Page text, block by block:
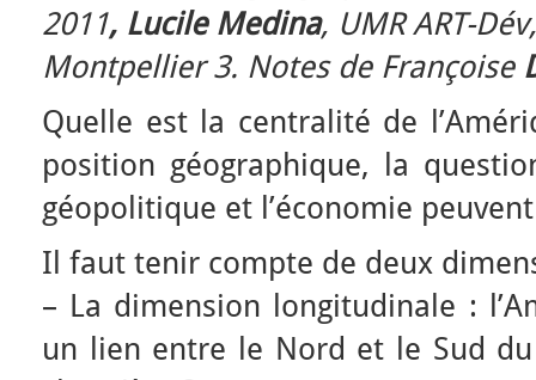
2011, Lucile Medina, UMR ART-
Montpellier 3. Notes de Françoise
Quelle est la centralité de
position géographique, la
géopolitique et l’économie
Il faut tenir compte de deux
– La dimension longitudinale :
un lien entre le Nord et le Sud